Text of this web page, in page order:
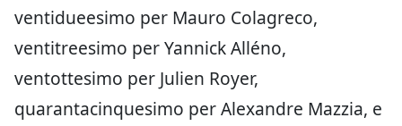
ventidueesimo per Mauro Colagreco,
ventitreesimo per Yannick Alléno,
ventottesimo per Julien Royer,
quarantacinquesimo per Alexandre Mazzia, e